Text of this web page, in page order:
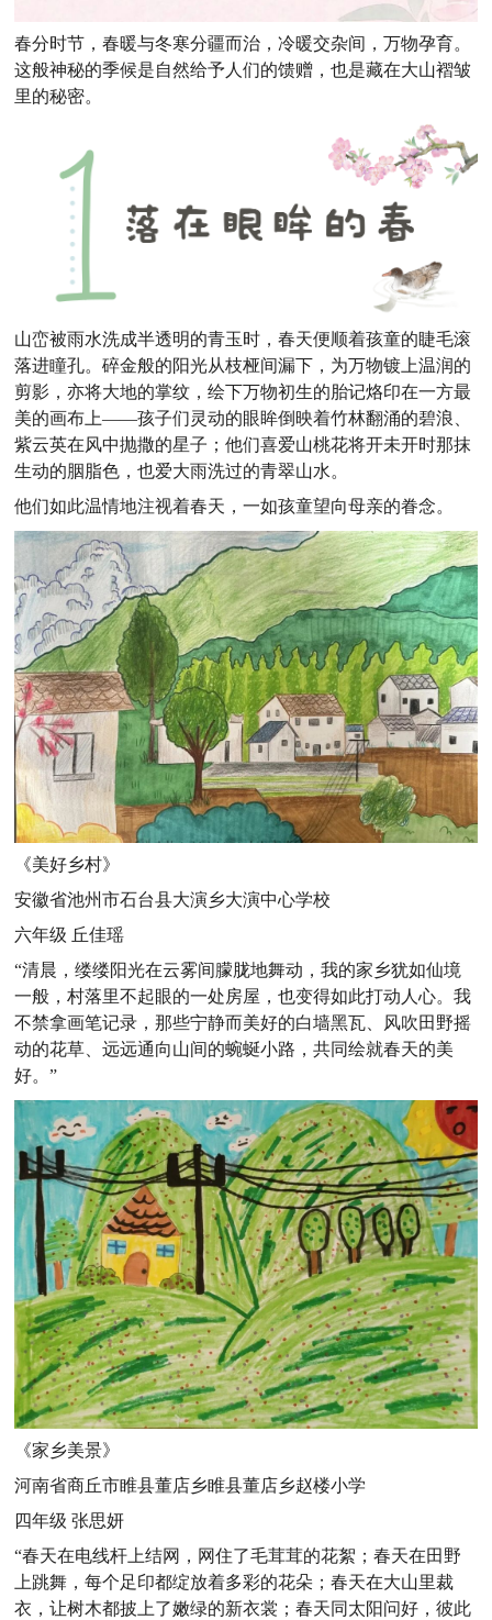
春分时节，春暖与冬寒分疆而治，冷暖交杂间，万物孕育。
这般神秘的季候是自然给予人们的馈赠，也是藏在大山褶皱
里的秘密。
山峦被雨水洗成半透明的青玉时，春天便顺着孩童的睫毛滚
落进瞳孔。碎金般的阳光从枝桠间漏下，为万物镀上温润的
剪影，亦将大地的掌纹，绘下万物初生的胎记烙印在一方最
美的画布上——孩子们灵动的眼眸倒映着竹林翻涌的碧浪、
紫云英在风中抛撒的星子；他们喜爱山桃花将开未开时那抹
生动的胭脂色，也爱大雨洗过的青翠山水。
他们如此温情地注视着春天，一如孩童望向母亲的眷念。
《美好乡村》
安徽省池州市石台县大演乡大演中心学校
六年级 丘佳瑶
“清晨，缕缕阳光在云雾间朦胧地舞动，我的家乡犹如仙境
一般，村落里不起眼的一处房屋，也变得如此打动人心。我
不禁拿画笔记录，那些宁静而美好的白墙黑瓦、风吹田野摇
动的花草、远远通向山间的蜿蜒小路，共同绘就春天的美
好。”
《家乡美景》
河南省商丘市睢县董店乡睢县董店乡赵楼小学
四年级 张思妍
“春天在电线杆上结网，网住了毛茸茸的花絮；春天在田野
上跳舞，每个足印都绽放着多彩的花朵；春天在大山里裁
衣，让树木都披上了嫩绿的新衣裳；春天同太阳问好，彼此